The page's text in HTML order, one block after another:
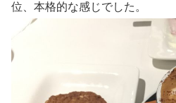
位、本格的な感じでした。